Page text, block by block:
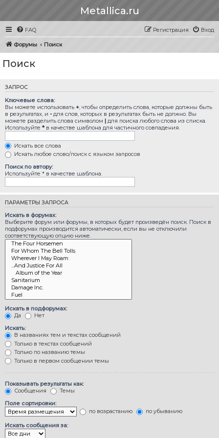
Metallica.ru
FAQ Вход
Регистрация
Форумы Поиск
Поиск
ЗАПРОС
Ключевые слова:
Вы можете использовать + , чтобы определить слова, которые должны быть
в результатах, и - для слов, которых в результатах быть не должно. Вы
можете разделить слова символом | для поиска любого слова из списка.
Используйте * в качестве шаблона для частичного совпадения.
Искать все слова
Искать любое слово/поиск с языком запросов
Поиск по автору:
Используйте * в качестве шаблона.
ПАРАМЕТРЫ ЗАПРОСА
Искать в форумах:
Выберите форум или форумы, в которых будет произведён поиск. Поиск в
подфорумах производится автоматически, если вы не отключили
соответствующую опцию ниже.
Искать в подфорумах:
Да
Нет
Искать:
В названиях тем и текстах сообщений
Только в текстах сообщений
Только по названию темы
Только в первом сообщении темы
Показывать результаты как:
Сообщения
Темы
Поле сортировки:
по возрастанию
по убыванию
Искать сообщения за: